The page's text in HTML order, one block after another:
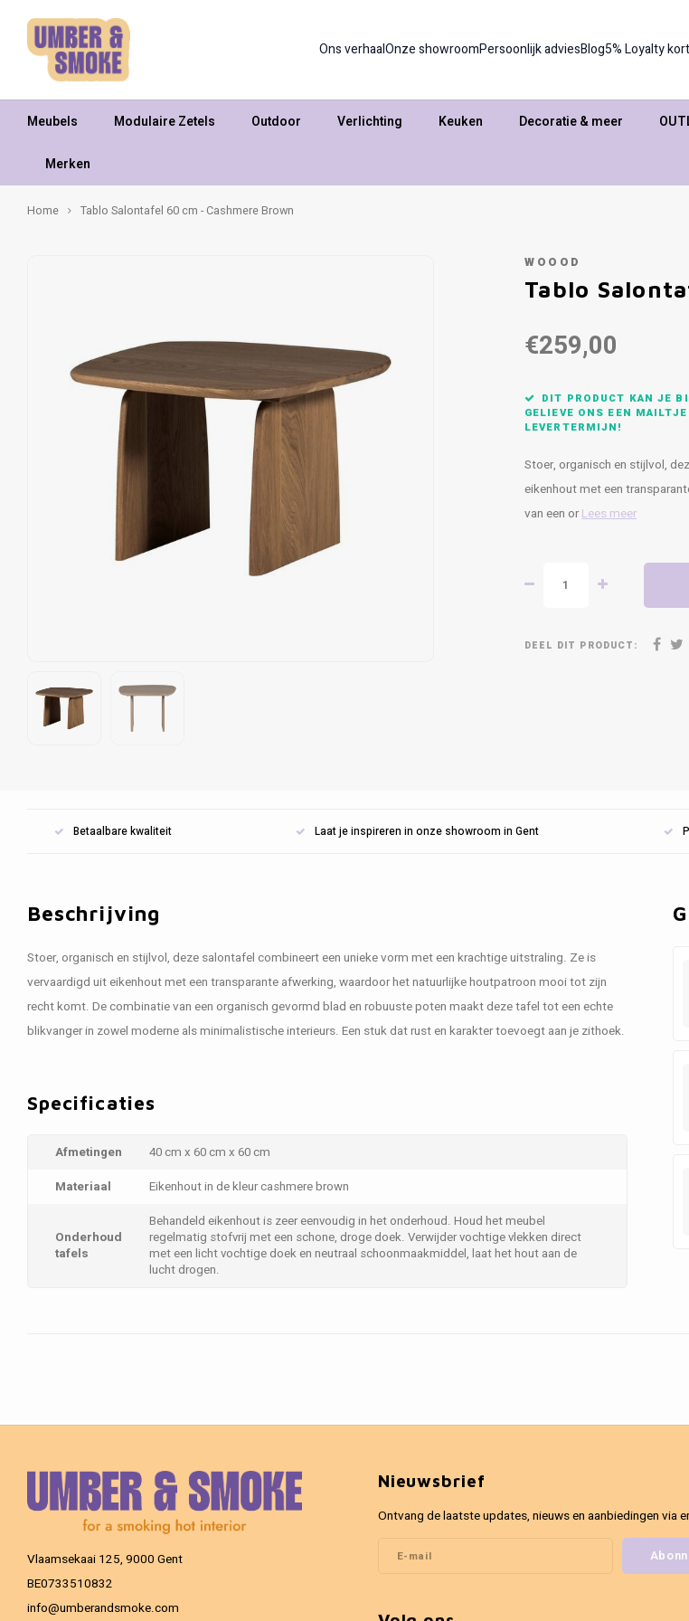
Ons verhaalOnze showroomPersoonlijk adviesBlog5% Loyalty
Meubels Modulaire Zetels Outdoor Verlichting Keuken Decoratie & meer
Merken
Home Tablo Salontafel 60 cm - Cashmere Brown
WOOOD
Tablo
€259,00
DIT PRODUCT KAN JE
GELIEVE ONS EEN
LEVERTERMIJN!
Stoer, organisch en stijlvol,
eikenhout met een
van een orLees meer
DEEL DIT PRODUCT:
Betaalbare kwaliteit Laat je inspireren in onze showroom in Gent
Beschrijving
Stoer, organisch en stijlvol, deze salontafel combineert een unieke vorm met een krachtige uitstraling. Ze is
vervaardigd uit eikenhout met een transparante afwerking, waardoor het natuurlijke houtpatroon mooi tot zijn
recht komt. De combinatie van een organisch gevormd blad en robuuste poten maakt deze tafel tot een echte
blikvanger in zowel moderne als minimalistische interieurs. Een stuk dat rust en karakter toevoegt aan je zithoek.
Specificaties
Afmetingen
40 cm x 60 cm x 60 cm
Materiaal
Eikenhout in de kleur cashmere brown
Onderhoud
tafels
Behandeld eikenhout is zeer eenvoudig in het onderhoud. Houd het meubel
regelmatig stofvrij met een schone, droge doek. Verwijder vochtige vlekken direct
met een licht vochtige doek en neutraal schoonmaakmiddel, laat het hout aan de
lucht drogen.
Vlaamsekaai 125, 9000 Gent
BE0733510832
info@umberandsmoke.com
Nieuwsbrief
Ontvang de laatste updates, nieuws en aanbiedingen via